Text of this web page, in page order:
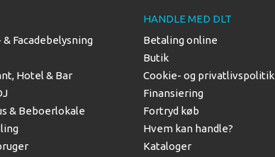
Facadebelysning
Hotel & Bar
& Beboerlokale
HANDLE MED DLT
Betaling online
Butik
Cookie- og privatlivspolitik
Finansiering
Fortryd køb
Hvem kan handle?
Kataloger